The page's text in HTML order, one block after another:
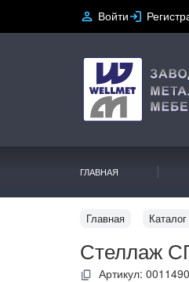
Войти
ГЛАВНАЯ
Главная Каталог
Стеллаж
Артикул: